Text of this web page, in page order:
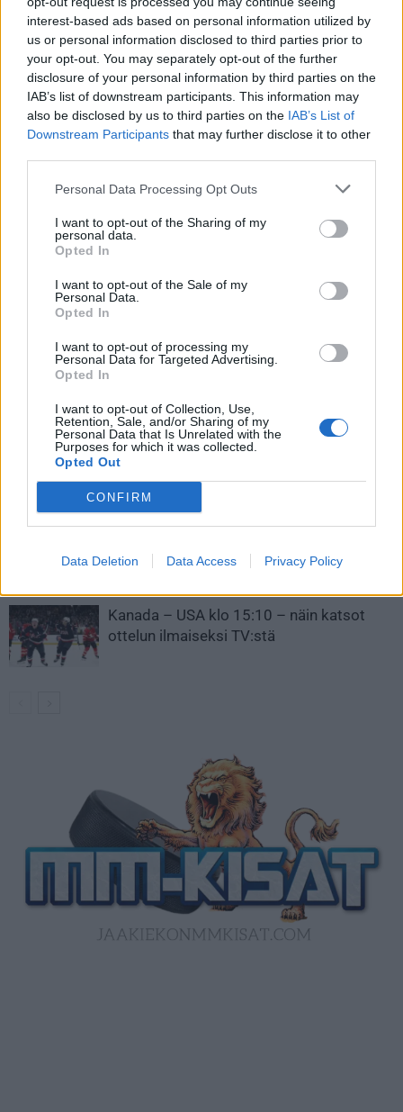
interest-based ads based on personal information utilized by
us or personal information disclosed to third parties prior to
your opt-out. You may separately opt-out of the further
disclosure of your personal information by third parties on the
IAB’s list of downstream participants. This information may
also be disclosed by us to third parties on the IAB’s List of
Downstream Participants that may further disclose it to other
Personal Data Processing Opt Outs
I want to opt-out of the Sharing of my
personal data.
Opted In
I want to opt-out of the Sale of my
Personal Data.
Opted In
I want to opt-out of processing my
Personal Data for Targeted Advertising.
Opted In
I want to opt-out of Collection, Use,
Retention, Sale, and/or Sharing of my
Personal Data that Is Unrelated with the
Purposes for which it was collected.
Opted Out
CONFIRM
Data Deletion Data Access Privacy Policy
Robin Lehner, Vegas Golden Knights
Jacob Markström, Calgary Flames
Anton Khudobin, Dallas Stars
Jääkiekon kolmosdivisioona
esillä – katsoja hyppäsi
Juhamatti Aaltonen Kärppiin
Leijonat julkisti ketjut Sveitsi-peliin –
Aleksander Barkov tekee paluun
kaukaloon
Venäläisveskari sekosi Suomen 2.
divisioonassa – sai samasta tilanteesta
50 jäähyminuuttia
Kanada – USA klo 15:10 – näin katsot
ottelun ilmaiseksi TV:stä